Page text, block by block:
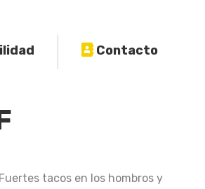
Contacto
tacos en los hombros y